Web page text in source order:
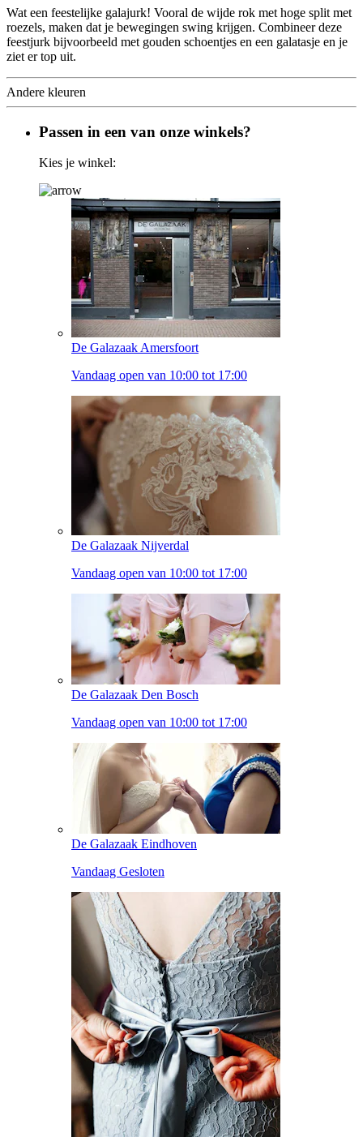
Wat een feestelijke galajurk! Vooral de wijde rok met hoge split met
roezels, maken dat je bewegingen swing krijgen. Combineer deze
feestjurk bijvoorbeeld met gouden schoentjes en een galatasje en je
ziet er top uit.
Andere kleuren
Passen in een van onze winkels?
Kies je winkel:
De Galazaak Amersfoort
Vandaag open van 10:00 tot 17:00
De Galazaak Nijverdal
Vandaag open van 10:00 tot 17:00
De Galazaak Den Bosch
Vandaag open van 10:00 tot 17:00
De Galazaak Eindhoven
Vandaag Gesloten